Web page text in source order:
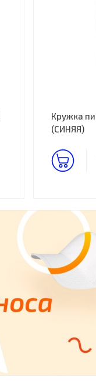
Кружка
(СИНЯЯ)